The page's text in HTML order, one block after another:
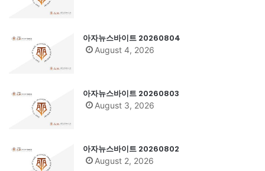
아자뉴스바이트 20260804
August 4, 2026
아자뉴스바이트 20260803
August 3, 2026
아자뉴스바이트 20260802
August 2, 2026